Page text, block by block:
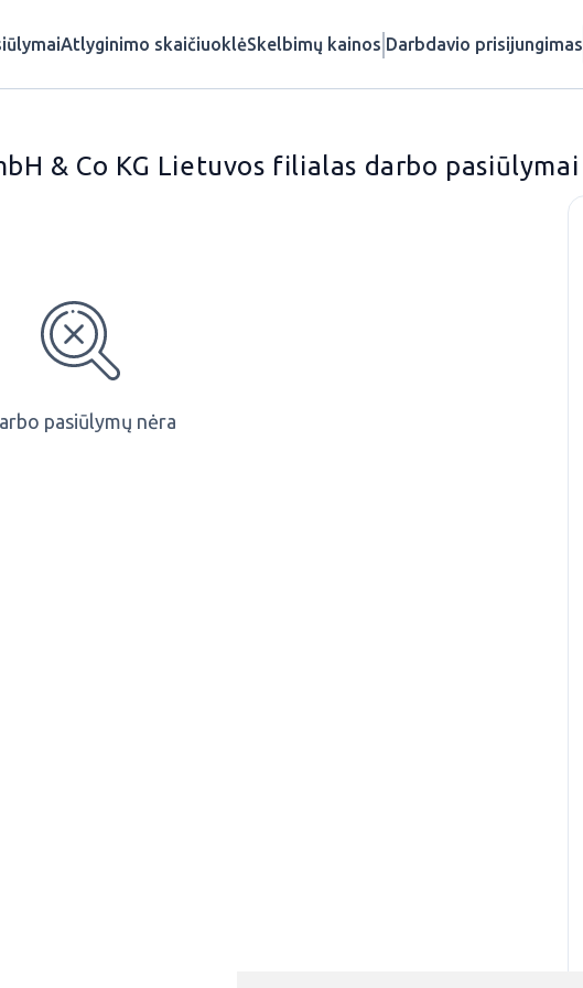
Atlyginimo skaičiuoklėSkelbimų kainos Darbdavio prisijungimas
& Co KG Lietuvos filialas darbo pasiūlymai
pasiūlymų nėra